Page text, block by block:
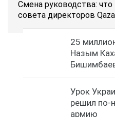
Смена руководства:
совета директоров
25
Назым
Урок
решил по-
армию